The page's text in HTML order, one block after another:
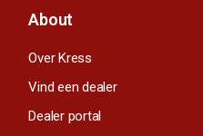
About
Over Kress
Vind een dealer
Dealer portal